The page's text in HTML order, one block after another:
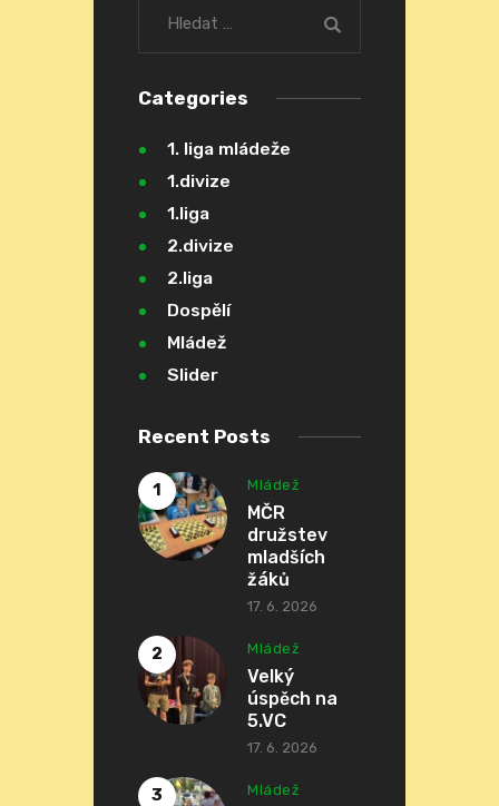
Categories
1. liga mládeže
1.divize
1.liga
2.divize
2.liga
Dospělí
Mládež
Slider
Recent Posts
Mládež
MČR
družstev
mladších
žáků
17. 6. 2026
Mládež
Velký
úspěch na
5.VC
17. 6. 2026
Mládež